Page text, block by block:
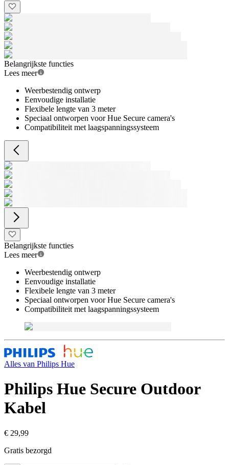
Belangrijkste functies
Lees meer
Weerbestendig ontwerp
Eenvoudige installatie
Flexibele lengte van 3 meter
Speciaal ontworpen voor Hue Secure camera's
Compatibiliteit met laagspanningssysteem
Belangrijkste functies
Lees meer
Weerbestendig ontwerp
Eenvoudige installatie
Flexibele lengte van 3 meter
Speciaal ontworpen voor Hue Secure camera's
Compatibiliteit met laagspanningssysteem
Alles van Philips Hue
Philips Hue Secure Outdoor
Kabel
€ 29,99
Gratis bezorgd